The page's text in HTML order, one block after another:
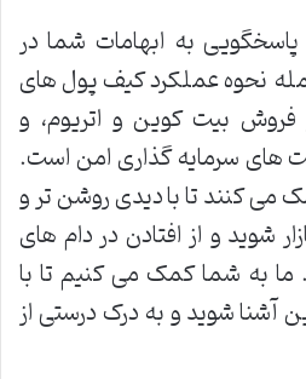
پاسخگویی به ابهامات شما در
نحوه عملکرد کیف پول های
فروش بیت کوین و اتریوم، و
سرمایه گذاری امن است.
کنند تا با دیدی روشن تر و
شوید و از افتادن در دام های
ما به شما کمک می کنیم تا با
آشنا شوید و به درک درستی از